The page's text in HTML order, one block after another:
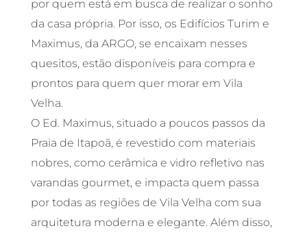
por quem está em busca de realizar o sonho
da casa própria. Por isso, os Edifícios Turim e
Maximus, da ARGO, se encaixam nesses
quesitos, estão disponíveis para compra e
prontos para quem quer morar em Vila
Velha.
O Ed. Maximus, situado a poucos passos da
Praia de Itapoã, é revestido com materiais
nobres, como cerâmica e vidro refletivo nas
varandas gourmet, e impacta quem passa
por todas as regiões de Vila Velha com sua
arquitetura moderna e elegante. Além disso,